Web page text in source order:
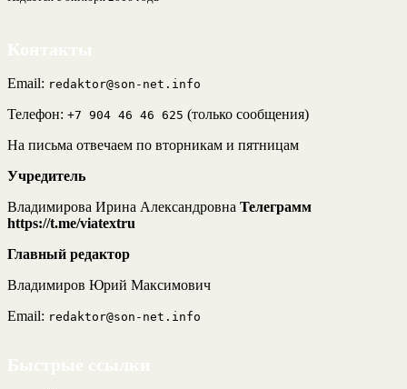
Email: redaktor@son-net.info
Телефон: +7 904 46 46 625 (только сообщения)
На письма отвечаем по вторникам и пятницам
Учредитель
Владимирова Ирина Александровна Телеграмм
https://t.me/viatextru
Главный редактор
Владимиров Юрий Максимович
Email: redaktor@son-net.info